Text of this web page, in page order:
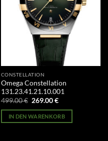
CONSTELLATION
Omega Constellation
131.23.41.21.10.001
499.00€ Ursprünglicher
war:
499.00 €
269.00€Aktueller
ist:
269.00 €.
IN DEN WARENKORB